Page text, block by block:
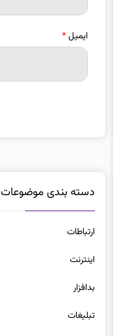
ایمیل*
دسته بندی موضوعات
ارتباطات
اينترنت
بدافزار
تبلیغات